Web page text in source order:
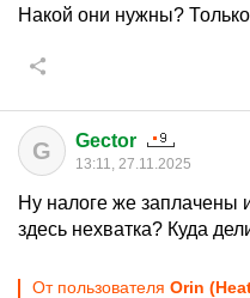
Накой они нужны?
G Gector
13:11, 27.11.2025
Ну налоге же заплачены
здесь нехватка? Куда
От пользователя Orin